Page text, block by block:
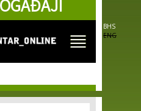
BHS
ENG